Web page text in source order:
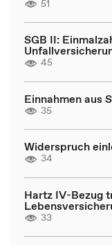
51
SGB II:
45
Einnahmen aus
35
Widerspruch
34
Hartz IV-Bezug
33